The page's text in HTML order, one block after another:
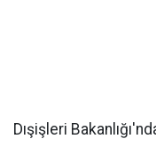
Dışişleri